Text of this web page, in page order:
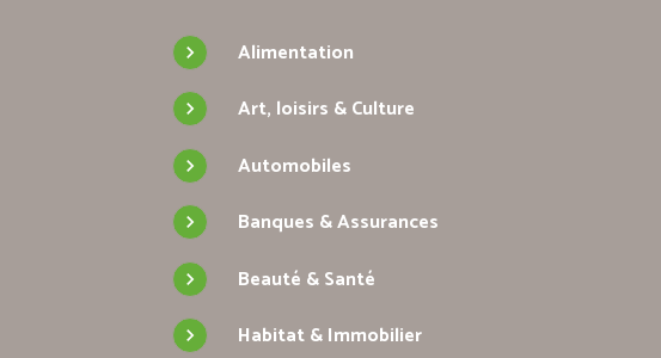
Alimentation
Art, loisirs & Culture
Automobiles
Banques & Assurances
Beauté & Santé
Habitat & Immobilier